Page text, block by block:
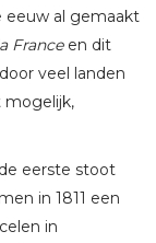
eeuw al gemaakt
Franceen dit
veel landen
mogelijk,
eerste stoot
in 1811 een
in